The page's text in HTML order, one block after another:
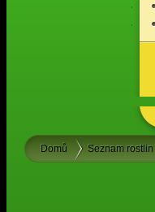
Domů Seznam rostlin